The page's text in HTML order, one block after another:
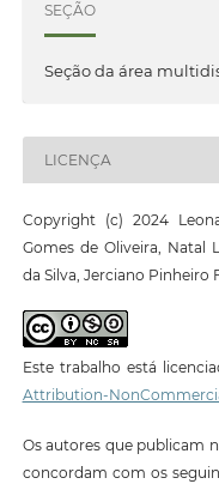
SEÇÃO
Seção da área
LICENÇA
Copyright (c) 2024
Gomes de Oliveira, Natal
da Silva, Jerciano Pinheiro
Este trabalho está
Attribution-
Os autores que publicam
concordam com os